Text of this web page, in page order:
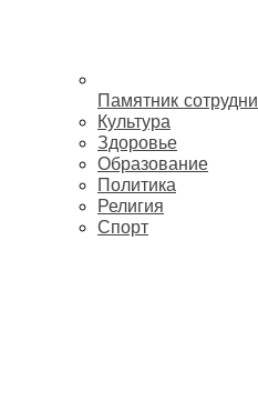
Памятник
Культура
Здоровье
Образование
Политика
Религия
Спорт